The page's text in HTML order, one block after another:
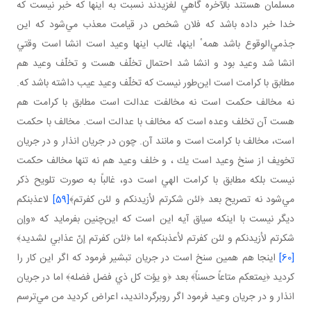
مسلمان هستند بالآخره گاهي لغزيدند نسبت به اينها كه خبر نيست كه
خدا خبر داده باشد كه فلان شخص در قيامت معذب مي‌شود كه اين
جذمي‌الوقوع باشد همهٴ اينها، غالب اينها وعيد است انشا است وقتي
انشا شد وعيد بود و انشا شد احتمال تخلّف هست و تخلّف وعيد هم
مطابق با كرامت است اين‌طور نيست كه تخلّف وعيد عيب داشته باشد كه.
نه مخالف حكمت است نه مخالفت عدالت است مطابق با كرامت هم
هست آن تخلف وعده است كه مخالف با عدالت است. مخالف با حكمت
است، مخالف با كرامت است و مانند آن. چون در جريان انذار و در جريان
تخويف از سنخ وعيد است يك ، و خلف وعيد هم نه تنها مخالف حكمت
نيست بلكه مطابق با كرامت الهي است دو، غالباً به صورت تلويح ذكر
مي‌شود نه تصريح بعد ﴿لئن شكرتم لأزيدنكم و لئن كفرتم﴾[59]
لاعذبنكم
ديگر نيست با اينكه سياق آيه اين است كه اين‌چنين بفرمايد كه «وإن
شكرتم لأزيدنكم و لئن كفرتم لأعذبنكم» اما ﴿لئن كفرتم إنّ عذابي لشديد﴾
[60]
اينجا هم همين سنخ است در جريان تبشير فرمود كه اگر اين كار را
كرديد ﴿يمتعكم متاعاً حسناً﴾ بعد ﴿و يؤت كل ذي فضل فضله﴾ اما در جريان
انذار و در جريان وعيد فرمود اگر روبرگردانديد، اعراض كرديد من مي‌ترسم